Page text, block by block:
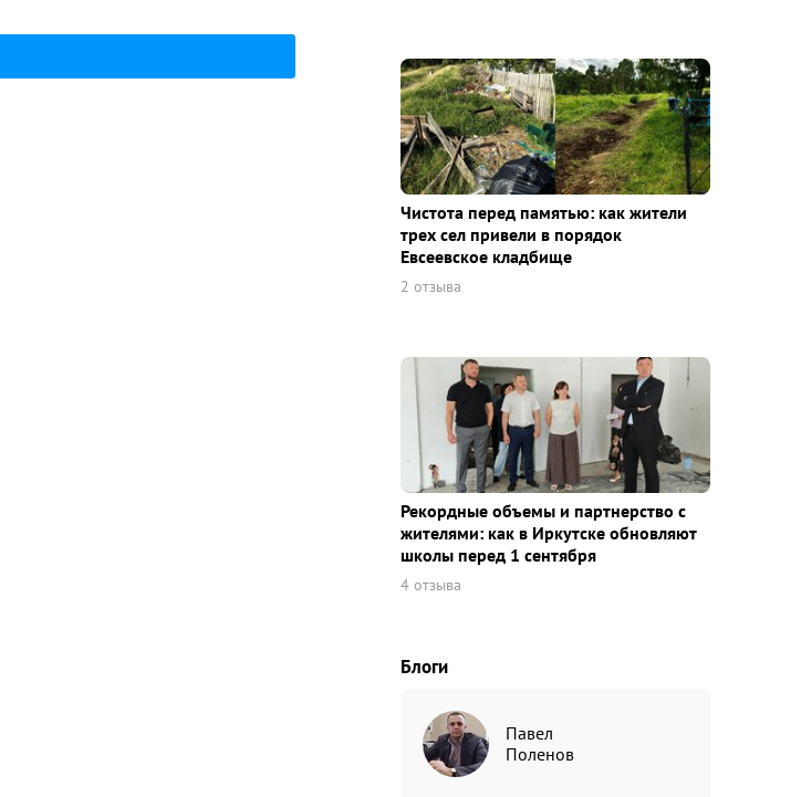
Чистота перед памятью: как жители
трех сел привели в порядок
Евсеевское кладбище
2 отзыва
Рекордные объемы и партнерство с
жителями: как в Иркутске обновляют
школы перед 1 сентября
4 отзыва
Блоги
Павел
Поленов